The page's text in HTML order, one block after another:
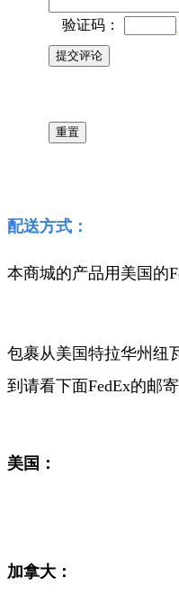
验证码：
配送方式：
本商城的产品用美国的
包裹从美国特拉华州纽
到请看下面FedEx的邮
美国：
加拿大：